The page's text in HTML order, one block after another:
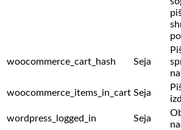
woocommerce_cart_hash Seja
woocommerce_items_in_cart Seja
wordpress_logged_in
Seja